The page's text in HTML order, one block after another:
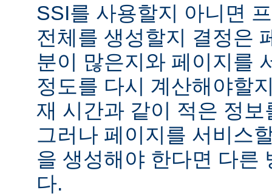
SSI를 사용할지 아니면
전체를 생성할지 결정은
분이 많은지와 페이지를
정도를 다시 계산해야할
재 시간과 같이 적은 정
그러나 페이지를 서비스
을 생성해야 한다면 다른
다.